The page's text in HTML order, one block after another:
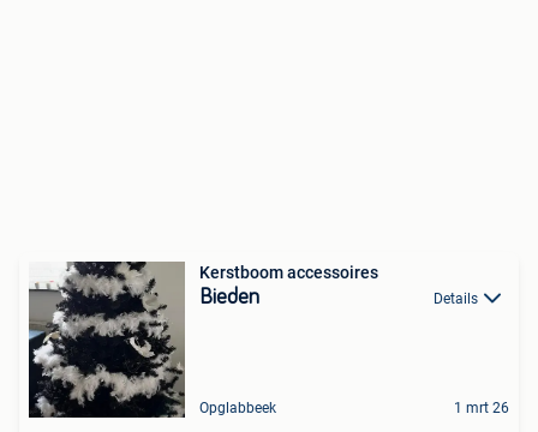
Kerstboom accessoires
Bieden Details
Opglabbeek 1 mrt 26